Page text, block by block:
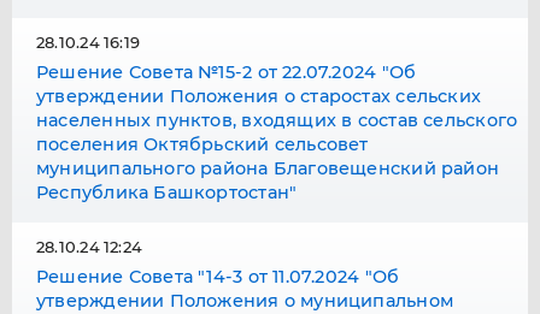
Решение Совета №15-2 от 22.07.2024 "Об
утверждении Положения о старостах сельских
населенных пунктов, входящих в состав сельского
поселения Октябрьский сельсовет
муниципального района Благовещенский район
Республика Башкортостан"
28.10.24 16:19
Решение Совета "14-3 от 11.07.2024 "Об
утверждении Положения о муниципальном
28.10.24 12:24